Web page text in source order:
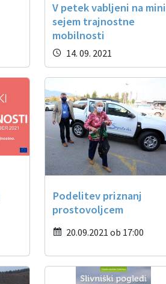
V petek vabljeni na mini
sejem trajnostne
mobilnosti
14. 09. 2021
Podelitev priznanj
prostovoljcem
20.09.2021 ob 17:00